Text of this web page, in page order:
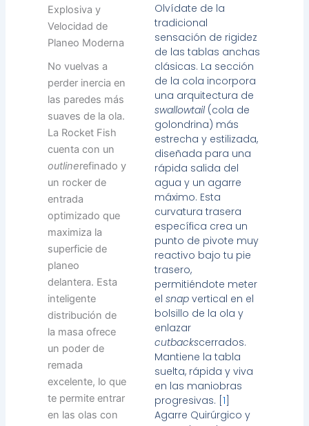
Olvídate de la
tradicional
sensación de rigidez
de las tablas anchas
clásicas. La sección
de la cola incorpora
una arquitectura de
swallowtail(cola de
golondrina) más
estrecha y estilizada,
diseñada para una
rápida salida del
agua y un agarre
máximo. Esta
curvatura trasera
específica crea un
punto de pivote muy
reactivo bajo tu pie
trasero,
permitiéndote meter
elsnap vertical en el
bolsillo de la ola y
enlazar
cutbackscerrados.
Mantiene la tabla
suelta, rápida y viva
en las maniobras
progresivas. [1
Agarre Quirúrgico y
Explosiva y
Velocidad de
Planeo Moderna
No vuelvas a
perder inercia en
las paredes más
suaves de la ola.
La Rocket Fish
cuenta con un
outlinerefinado y
un rocker de
entrada
optimizado que
maximiza la
superficie de
planeo
delantera. Esta
inteligente
distribución de
la masa ofrece
un poder de
remada
excelente, lo que
te permite entrar
en las olas con